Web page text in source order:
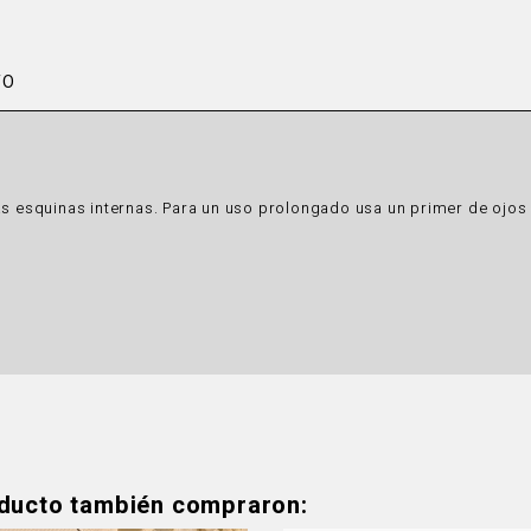
internas. Para un uso prolongado usa un primer de
también compraron: